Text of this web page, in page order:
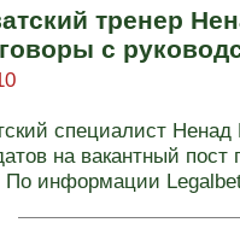
тренер
с
специалист
на вакантный пост
информации